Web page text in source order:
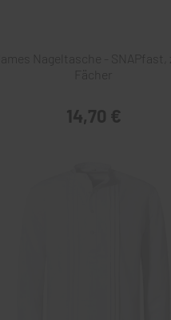
James Nageltasche - SNAPfast,
14,70 €